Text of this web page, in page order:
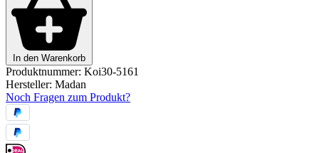
In den Warenkorb
Produktnummer: Koi30-5161
Hersteller: Madan
Noch Fragen zum Produkt?